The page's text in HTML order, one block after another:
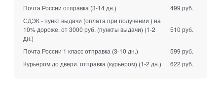
Почта России отправка (3-14 дн.)
499 руб.
СДЭК - пункт выдачи (оплата при получении ) на
10% дороже. от 3000 руб. (пункты выдачи) (1-2
дн.)
510 руб.
Почта России 1 класс отправка (3-10 дн.)
599 руб.
Курьером до двери. отправка (курьером) (1-2 дн.) 622 руб.